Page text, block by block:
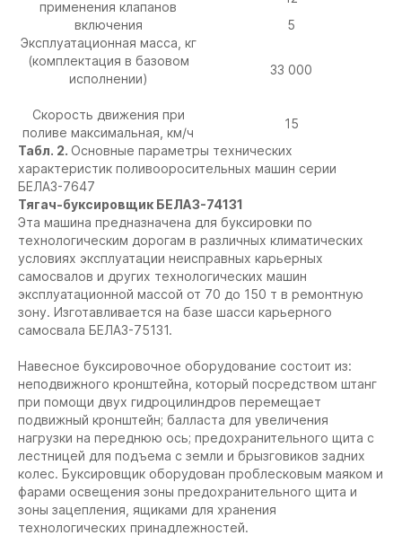
применения клапанов
включения
5
Эксплуатационная масса, кг
(комплектация в базовом
исполнении)
33 000
Скорость движения при
поливе максимальная, км/ч
15
Табл. 2. Основные параметры технических
характеристик поливооросительных машин серии
БЕЛАЗ-7647
Тягач-буксировщик БЕЛАЗ-74131
Эта машина предназначена для буксировки по
технологическим дорогам в различных климатических
условиях эксплуатации неисправных карьерных
самосвалов и других технологических машин
эксплуатационной массой от 70 до 150 т в ремонтную
зону. Изготавливается на базе шасси карьерного
самосвала БЕЛАЗ-75131.
Навесное буксировочное оборудование состоит из:
неподвижного кронштейна, который посредством штанг
при помощи двух гидроцилиндров перемещает
подвижный кронштейн; балласта для увеличения
нагрузки на переднюю ось; предохранительного щита с
лестницей для подъема с земли и брызговиков задних
колес. Буксировщик оборудован проблесковым маяком и
фарами освещения зоны предохранительного щита и
зоны зацепления, ящиками для хранения
технологических принадлежностей.